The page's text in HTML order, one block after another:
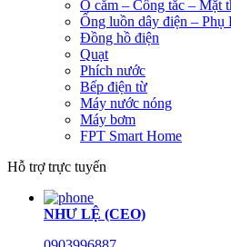
Ổ cắm – Công tắc – Mặt
Ống luồn dây điện – Phụ
Đồng hồ điện
Quạt
Phích nước
Bếp điện từ
Máy nước nóng
Máy bơm
FPT Smart Home
Hỗ trợ trực tuyến
NHƯ LỆ (CEO)